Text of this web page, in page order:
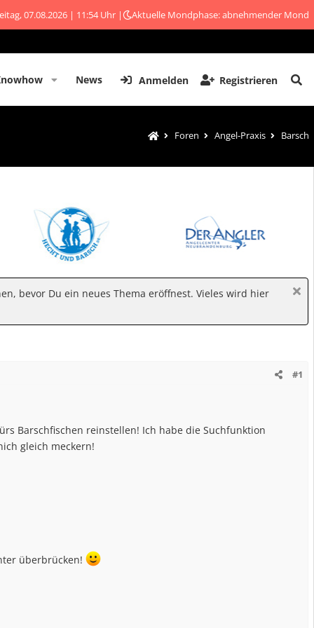
07.08.2026 | 11:54 Uhr | Aktuelle Mondphase: abnehmender Mond
News Anmelden Registrieren
Foren Angel-Praxis Barsch
bevor Du ein neues Thema eröffnest. Vieles wird hier
#1
Barschfischen reinstellen! Ich habe die Suchfunktion
gleich meckern!
überbrücken!